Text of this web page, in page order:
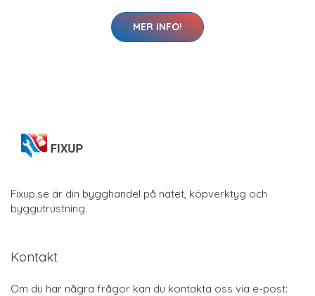
MER INFO!
Fixup.se är din bygghandel på nätet, köpverktyg och
byggutrustning.
Kontakt
Om du har några frågor kan du kontakta oss via e-post: